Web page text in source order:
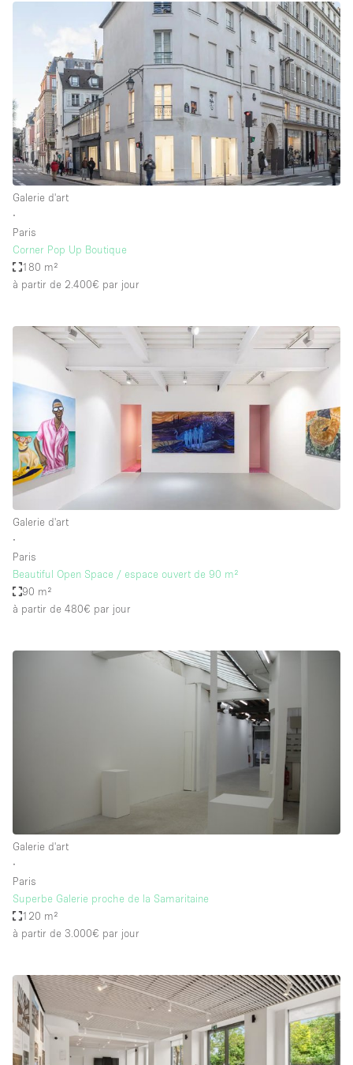
Galerie d'art
∙
Paris
Corner Pop Up Boutique
180 m²
à partir de 2.400€ par jour
Galerie d'art
∙
Paris
Beautiful Open Space / espace ouvert de 90 m²
90 m²
à partir de 480€ par jour
Galerie d'art
∙
Paris
Superbe Galerie proche de la Samaritaine
120 m²
à partir de 3.000€ par jour